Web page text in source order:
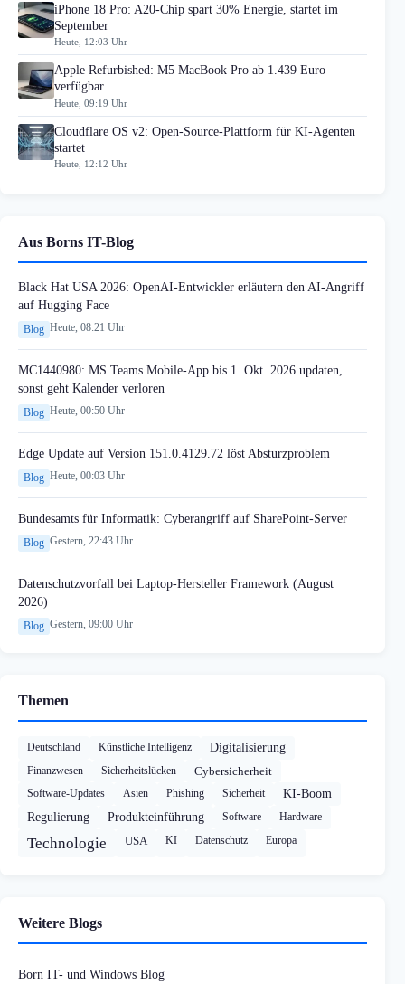
iPhone 18 Pro: A20-Chip spart 30% Energie, startet im
September
Heute, 12:03 Uhr
Apple Refurbished: M5 MacBook Pro ab 1.439 Euro
verfügbar
Heute, 09:19 Uhr
Cloudflare OS v2: Open-Source-Plattform für KI-Agenten
startet
Heute, 12:12 Uhr
Aus Borns IT-Blog
Black Hat USA 2026: OpenAI-Entwickler erläutern den AI-Angriff
auf Hugging Face
Blog Heute, 08:21 Uhr
MC1440980: MS Teams Mobile-App bis 1. Okt. 2026 updaten,
sonst geht Kalender verloren
Blog Heute, 00:50 Uhr
Edge Update auf Version 151.0.4129.72 löst Absturzproblem
Blog Heute, 00:03 Uhr
Bundesamts für Informatik: Cyberangriff auf SharePoint-Server
Blog Gestern, 22:43 Uhr
Datenschutzvorfall bei Laptop-Hersteller Framework (August
2026)
Blog Gestern, 09:00 Uhr
Themen
Deutschland Künstliche Intelligenz Digitalisierung
Finanzwesen Sicherheitslücken Cybersicherheit
Software-Updates Asien Phishing Sicherheit
KI-Boom
Regulierung
Produkteinführung Software Hardware
Technologie USA KI Datenschutz Europa
Weitere Blogs
Born IT- und Windows Blog